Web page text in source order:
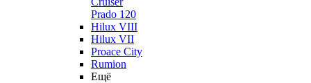
Prado 120
Hilux VIII
Hilux VII
Proace City
Rumion
Ещё